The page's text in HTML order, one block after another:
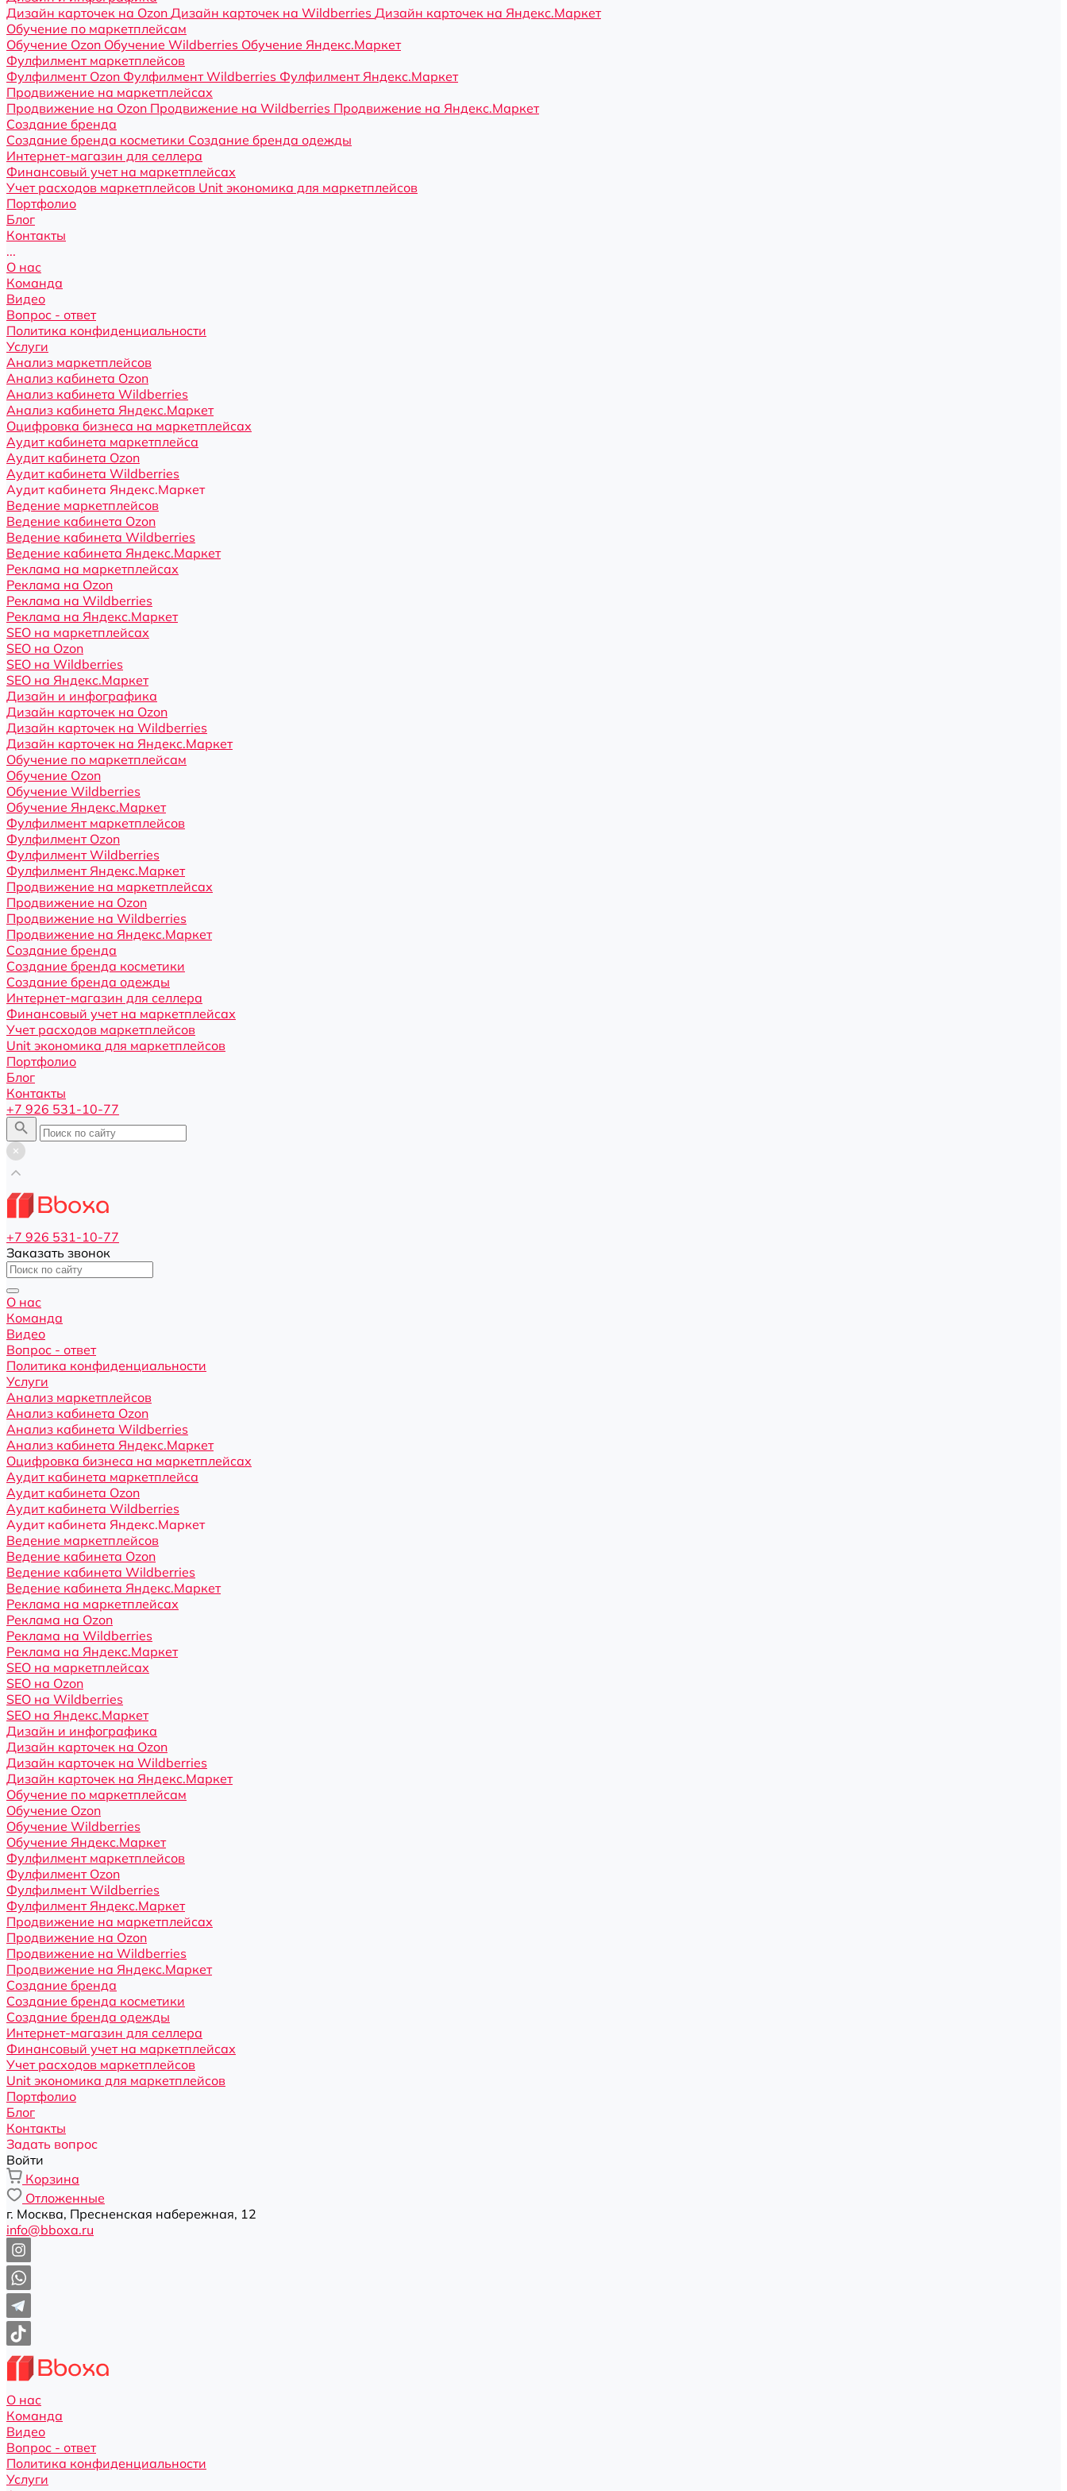
Дизайн карточек на Ozon Дизайн карточек на Wildberries Дизайн карточек на Яндекс.Маркет
Обучение по маркетплейсам
Обучение Ozon Обучение Wildberries Обучение Яндекс.Маркет
Фулфилмент маркетплейсов
Фулфилмент Ozon Фулфилмент Wildberries Фулфилмент Яндекс.Маркет
Продвижение на маркетплейсах
Продвижение на Ozon Продвижение на Wildberries Продвижение на Яндекс.Маркет
Создание бренда
Создание бренда косметики Создание бренда одежды
Интернет-магазин для селлера
Финансовый учет на маркетплейсах
Учет расходов маркетплейсов Unit экономика для маркетплейсов
Портфолио
Блог
Контакты
...
О нас
Команда
Видео
Вопрос - ответ
Политика конфиденциальности
Услуги
Анализ маркетплейсов
Анализ кабинета Ozon
Анализ кабинета Wildberries
Анализ кабинета Яндекс.Маркет
Оцифровка бизнеса на маркетплейсах
Аудит кабинета маркетплейса
Аудит кабинета Ozon
Аудит кабинета Wildberries
Аудит кабинета Яндекс.Маркет
Ведение маркетплейсов
Ведение кабинета Ozon
Ведение кабинета Wildberries
Ведение кабинета Яндекс.Маркет
Реклама на маркетплейсах
Реклама на Ozon
Реклама на Wildberries
Реклама на Яндекс.Маркет
SEO на маркетплейсах
SEO на Ozon
SEO на Wildberries
SEO на Яндекс.Маркет
Дизайн и инфографика
Дизайн карточек на Ozon
Дизайн карточек на Wildberries
Дизайн карточек на Яндекс.Маркет
Обучение по маркетплейсам
Обучение Ozon
Обучение Wildberries
Обучение Яндекс.Маркет
Фулфилмент маркетплейсов
Фулфилмент Ozon
Фулфилмент Wildberries
Фулфилмент Яндекс.Маркет
Продвижение на маркетплейсах
Продвижение на Ozon
Продвижение на Wildberries
Продвижение на Яндекс.Маркет
Создание бренда
Создание бренда косметики
Создание бренда одежды
Интернет-магазин для селлера
Финансовый учет на маркетплейсах
Учет расходов маркетплейсов
Unit экономика для маркетплейсов
Портфолио
Блог
Контакты
+7 926 531-10-77
+7 926 531-10-77
Заказать звонок
О нас
Команда
Видео
Вопрос - ответ
Политика конфиденциальности
Услуги
Анализ маркетплейсов
Анализ кабинета Ozon
Анализ кабинета Wildberries
Анализ кабинета Яндекс.Маркет
Оцифровка бизнеса на маркетплейсах
Аудит кабинета маркетплейса
Аудит кабинета Ozon
Аудит кабинета Wildberries
Аудит кабинета Яндекс.Маркет
Ведение маркетплейсов
Ведение кабинета Ozon
Ведение кабинета Wildberries
Ведение кабинета Яндекс.Маркет
Реклама на маркетплейсах
Реклама на Ozon
Реклама на Wildberries
Реклама на Яндекс.Маркет
SEO на маркетплейсах
SEO на Ozon
SEO на Wildberries
SEO на Яндекс.Маркет
Дизайн и инфографика
Дизайн карточек на Ozon
Дизайн карточек на Wildberries
Дизайн карточек на Яндекс.Маркет
Обучение по маркетплейсам
Обучение Ozon
Обучение Wildberries
Обучение Яндекс.Маркет
Фулфилмент маркетплейсов
Фулфилмент Ozon
Фулфилмент Wildberries
Фулфилмент Яндекс.Маркет
Продвижение на маркетплейсах
Продвижение на Ozon
Продвижение на Wildberries
Продвижение на Яндекс.Маркет
Создание бренда
Создание бренда косметики
Создание бренда одежды
Интернет-магазин для селлера
Финансовый учет на маркетплейсах
Учет расходов маркетплейсов
Unit экономика для маркетплейсов
Портфолио
Блог
Контакты
Задать вопрос
Войти
Корзина
Отложенные
г. Москва, Пресненская набережная, 12
info@bboxa.ru
О нас
Команда
Видео
Вопрос - ответ
Политика конфиденциальности
Услуги